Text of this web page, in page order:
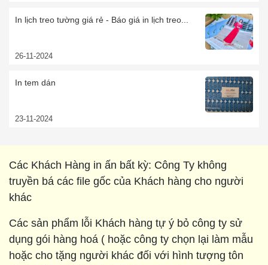
In lịch treo tường giá rẻ - Báo giá in lịch treo...
26-11-2024
In tem dán
23-11-2024
Các Khách Hàng in ấn bất kỳ: Công Ty không
truyền bá các file gốc của Khách hàng cho người
khác
Các sản phẩm lỗi Khách hàng tự ý bỏ công ty sử
dụng gói hàng hoá ( hoặc công ty chọn lại làm mẫu
hoặc cho tặng người khác đối với hình tượng tôn